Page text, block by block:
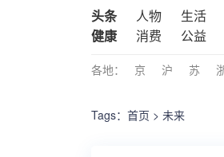
头条 人物 生活
健康
消费 公益
各地： 京 沪 苏
Tags： 首页 > 未来